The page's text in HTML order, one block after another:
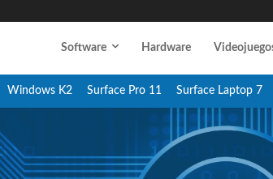
Software Hardware
Windows K2 Surface Pro 11 Surface Laptop 7